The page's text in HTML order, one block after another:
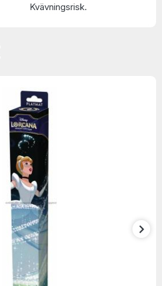
Kvävningsrisk.